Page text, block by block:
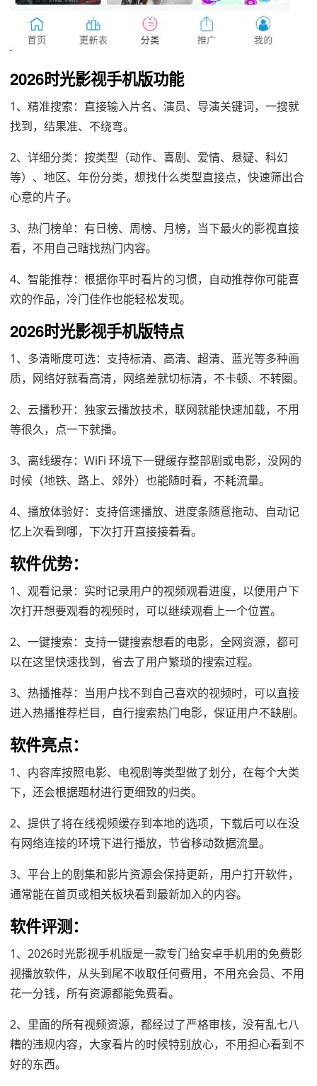
2026时光影视手机版功能
1、精准搜索：直接输入片名、演员、导演关键词，一搜就
找到，结果准、不绕弯。
2、详细分类：按类型（动作、喜剧、爱情、悬疑、科幻
等）、地区、年份分类，想找什么类型直接点，快速筛出合
心意的片子。
3、热门榜单：有日榜、周榜、月榜，当下最火的影视直接
看，不用自己瞎找热门内容。
4、智能推荐：根据你平时看片的习惯，自动推荐你可能喜
欢的作品，冷门佳作也能轻松发现。
2026时光影视手机版特点
1、多清晰度可选：支持标清、高清、超清、蓝光等多种画
质，网络好就看高清，网络差就切标清，不卡顿、不转圈。
2、云播秒开：独家云播放技术，联网就能快速加载，不用
等很久，点一下就播。
3、离线缓存：WiFi 环境下一键缓存整部剧或电影，没网的
时候（地铁、路上、郊外）也能随时看，不耗流量。
4、播放体验好：支持倍速播放、进度条随意拖动、自动记
忆上次看到哪，下次打开直接接着看。
软件优势：
1、观看记录：实时记录用户的视频观看进度，以便用户下
次打开想要观看的视频时，可以继续观看上一个位置。
2、一键搜索：支持一键搜索想看的电影，全网资源，都可
以在这里快速找到，省去了用户繁琐的搜索过程。
3、热播推荐：当用户找不到自己喜欢的视频时，可以直接
进入热播推荐栏目，自行搜索热门电影，保证用户不缺剧。
软件亮点：
1、内容库按照电影、电视剧等类型做了划分，在每个大类
下，还会根据题材进行更细致的归类。
2、提供了将在线视频缓存到本地的选项，下载后可以在没
有网络连接的环境下进行播放，节省移动数据流量。
3、平台上的剧集和影片资源会保持更新，用户打开软件，
通常能在首页或相关板块看到最新加入的内容。
软件评测：
1、2026时光影视手机版是一款专门给安卓手机用的免费影
视播放软件，从头到尾不收取任何费用，不用充会员、不用
花一分钱，所有资源都能免费看。
2、里面的所有视频资源，都经过了严格审核，没有乱七八
糟的违规内容，大家看片的时候特别放心，不用担心看到不
好的东西。